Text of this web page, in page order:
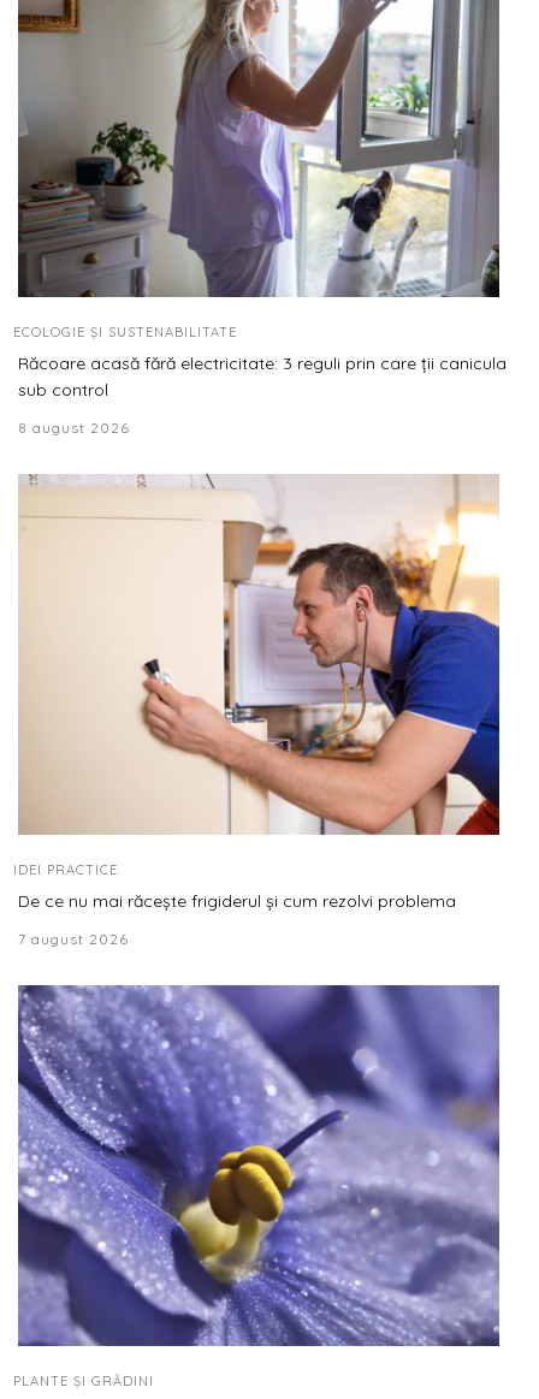
ECOLOGIE ȘI SUSTENABILITATE
Răcoare acasă fără electricitate: 3 reguli prin care ții canicula
sub control
8 august 2026
IDEI PRACTICE
De ce nu mai răcește frigiderul și cum rezolvi problema
7 august 2026
PLANTE ȘI GRĂDINI